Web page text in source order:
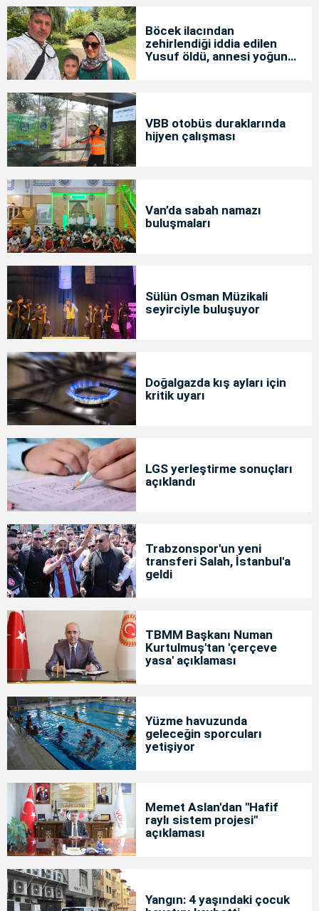
Böcek ilacından
zehirlendiği iddia edilen
Yusuf öldü, annesi yoğun
VBB otobüs duraklarında
hijyen çalışması
Van’da sabah namazı
buluşmaları
Sülün Osman Müzikali
seyirciyle buluşuyor
Doğalgazda kış ayları için
kritik uyarı
LGS yerleştirme sonuçları
açıklandı
Trabzonspor'un yeni
transferi Salah, İstanbul'a
geldi
TBMM Başkanı Numan
Kurtulmuş'tan 'çerçeve
yasa' açıklaması
Yüzme havuzunda
geleceğin sporcuları
yetişiyor
Memet Aslan'dan "Hafif
raylı sistem projesi"
açıklaması
Yangın: 4 yaşındaki çocuk